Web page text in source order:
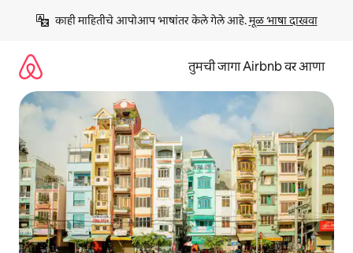
काही माहितीचे आपोआप भाषांतर केले गेले आहे. मूळ भाषा दाखवा
तुमची जागा Airbnb वर आणा